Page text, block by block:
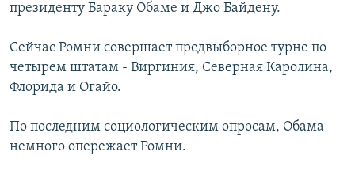
президенту Бараку Обаме и Джо Байдену.
Сейчас Ромни совершает предвыборное турне по
четырем штатам - Виргиния, Северная Каролина,
Флорида и Огайо.
По последним социологическим опросам, Обама
немного опережает Ромни.